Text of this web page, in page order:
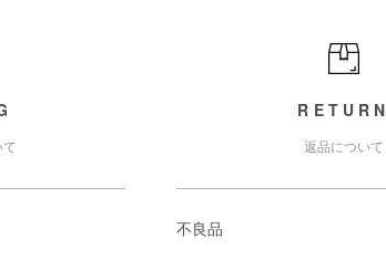
RETURN
返品について
不良品